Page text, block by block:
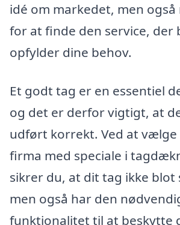
idé om markedet, men
for at finde den service, der
opfylder dine behov.
Et godt tag er en essentiel
og det er derfor vigtigt, at
udført korrekt. Ved at
firma med speciale i
sikrer du, at dit tag ikke blot
men også har den
funktionalitet til at beskytte